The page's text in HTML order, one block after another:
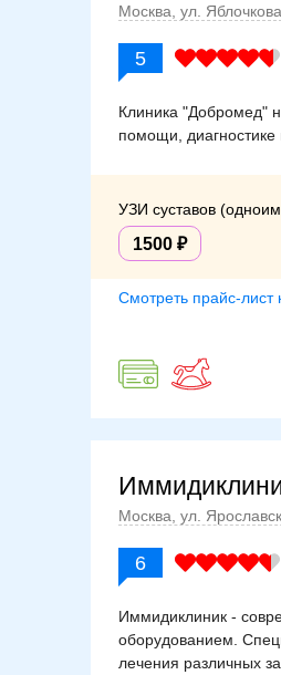
Москва, ул.
5
Клиника "Добромед"
помощи,
УЗИ суставов
1500
Смотреть прайс-лист
Москва, ул.
6
Иммидиклиник -
оборудованием.
лечения различных